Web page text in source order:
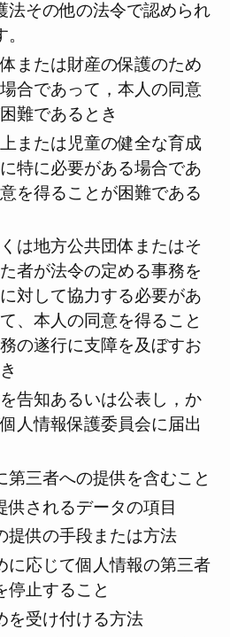
法その他の法令で認められ
または財産の保護のため
合であって，本人の同意
難であるとき
または児童の健全な育成
特に必要がある場合であ
を得ることが困難である
は地方公共団体またはそ
者が法令の定める事務を
対して協力する必要があ
、本人の同意を得ること
の遂行に支障を及ぼすお
告知あるいは公表し，か
人情報保護委員会に届出
第三者への提供を含むこと
供されるデータの項目
提供の手段または方法
に応じて個人情報の第三者
停止すること
を受け付ける方法